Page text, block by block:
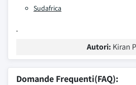
Sudafrica
Autori: Kiran
Domande Frequenti(FAQ):